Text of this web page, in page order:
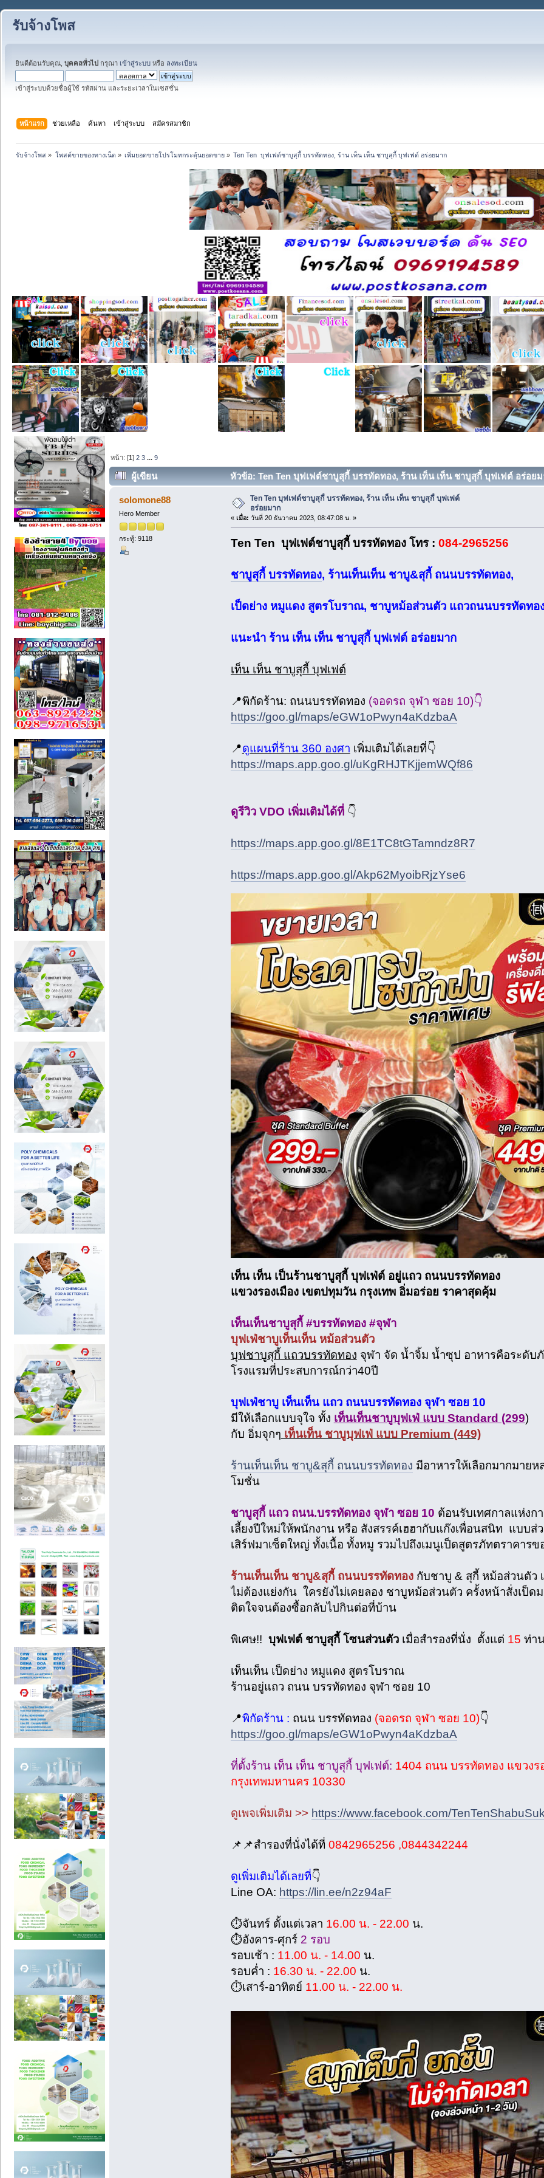
รับจ้างโพส
ยินดีต้อนรับคุณ, บุคคลทั่วไป กรุณา เข้าสู่ระบบ หรือ ลงทะเบียน
เข้าสู่ระบบด้วยชื่อผู้ใช้ รหัสผ่าน และระยะเวลาในเซสชั่น
หน้าแรก ช่วยเหลือ ค้นหา เข้าสู่ระบบ สมัครสมาชิก
รับจ้างโพส » โพสต์ขายของทางเน็ต» เพิ่มยอดขายโปรโมทกระตุ้นยอดขาย» Ten Ten  บุฟเฟต์ชาบูสุกี้ บรรทัดทอง, ร้าน เท็น เท็น ชาบูสุกี้ บุฟเฟต์ อร่อยมาก
หน้า: [1]2 3 ...9
ผู้เขียน หัวข้อ: Ten Ten บุฟเฟต์ชาบูสุกี้ บรรทัดทอง, ร้าน เท็น เท็น ชาบูสุกี้ บุฟเฟต์ อร่อย
solomone88
Hero Member
กระทู้: 9118
Ten Ten บุฟเฟต์ชาบูสุกี้ บรรทัดทอง, ร้าน เท็น เท็น ชาบูสุกี้ บุฟเฟต์
อร่อยมาก
« เมื่อ: วันที่ 20 ธันวาคม 2023, 08:47:08 น. »
Ten Ten บุฟเฟต์ชาบูสุกี้ บรรทัดทอง โทร : 084-2965256
ชาบูสุกี้ บรรทัดทอง, ร้านเท็นเท็น ชาบู&สุกี้ ถนนบรรทัดทอง,
เป็ดย่าง หมูแดง สูตรโบราณ, ชาบูหม้อส่วนตัว แถวถนนบรรทัดทอ
แนะนำ ร้าน เท็น เท็น ชาบูสุกี้ บุฟเฟต์ อร่อยมาก
เท็น เท็น ชาบูสุกี้ บุฟเฟต์
📍พิกัดร้าน: ถนนบรรทัดทอง (จอดรถ จุฬา ซอย 10)👇
https://goo.gl/maps/eGW1oPwyn4aKdzbaA
📍ดูแผนที่ร้าน 360 องศา เพิ่มเติมได้เลยที่👇
https://maps.app.goo.gl/uKgRHJTKjjemWQf86
ดูรีวิว VDO เพิ่มเติมได้ที่ 👇
https://maps.app.goo.gl/8E1TC8tGTamndz8R7
https://maps.app.goo.gl/Akp62MyoibRjzYse6
เท็น เท็น เป็นร้านชาบูสุกี้ บุฟเฟ่ต์ อยู่แถว ถนนบรรทัดทอง
แขวงรองเมือง เขตปทุมวัน กรุงเทพ อิ่มอร่อย ราคาสุดคุ้ม
เท็นเท็นชาบูสุกี้ #บรรทัดทอง #จุฬา
บุฟเฟ่ชาบูเท็นเท็น หม้อส่วนตัว
บุฟชาบูสุกี้ แถวบรรทัดทอง จุฬา จัด น้ำจิ้ม น้ำซุป อาหารคือระดับ
โรงแรมที่ประสบการณ์กว่า40ปี
บุฟเฟ่ชาบู เท็นเท็น แถว ถนนบรรทัดทอง จุฬา ซอย 10
มีให้เลือกแบบจุใจ ทั้ง เท็นเท็นชาบูบุฟเฟ่ แบบ Standard (299)
กับ อิ่มจุกๆ เท็นเท็น ชาบูบุฟเฟ่ แบบ Premium (449)
ร้านเท็นเท็น ชาบู&สุกี้ ถนนบรรทัดทอง มีอาหารให้เลือกมากมาย
โมชั่น
ชาบูสุกี้ แถว ถนน.บรรทัดทอง จุฬา ซอย 10 ต้อนรับเทศกาลแห่งก
เลี้ยงปีใหม่ให้พนักงาน หรือ สังสรรค์เฮฮากับแก๊งเพื่อนสนิท แบบส่
เสิร์ฟมาเซ็ตใหญ่ ทั้งเนื้อ ทั้งหมู รวมไปถึงเมนูเป็ดสูตรภัทตราคารข
ร้านเท็นเท็น ชาบู&สุกี้ ถนนบรรทัดทองกับชาบู & สุกี้ หม้อส่วนตัว
ไม่ต้องแย่งกัน ใครยังไม่เคยลอง ชาบูหม้อส่วนตัว ครั้งหน้าสั่งเป็
ติดใจจนต้องซื้อกลับไปกินต่อที่บ้าน
พิเศษ!! บุฟเฟต์ ชาบูสุกี้ โซนส่วนตัว เมื่อสำรองที่นั่ง ตั้งแต่ 15 ท่า
เท็นเท็น เป็ดย่าง หมูแดง สูตรโบราณ
ร้านอยู่แถว ถนน บรรทัดทอง จุฬา ซอย 10
📍พิกัดร้าน : ถนน บรรทัดทอง (จอดรถ จุฬา ซอย 10)👇
https://goo.gl/maps/eGW1oPwyn4aKdzbaA
ที่ตั้งร้าน เท็น เท็น ชาบูสุกี้ บุฟเฟต์: 1404 ถนน บรรทัดทอง แขวงร
กรุงเทพมหานคร 10330
ดูเพจเพิ่มเติม >> https://www.facebook.com/
📌📌สำรองที่นั่งได้ที่ 0842965256 ,0844342244
ดูเพิ่มเติมได้เลยที่👇
Line OA: https://lin.ee/n2z94aF
⏱️จันทร์ ตั้งแต่เวลา 16.00 น. - 22.00 น.
⏱️อังคาร-ศุกร์ 2 รอบ
รอบเช้า : 11.00 น. - 14.00 น.
รอบค่ำ : 16.30 น. - 22.00 น.
⏱️เสาร์-อาทิตย์ 11.00 น. - 22.00 น.